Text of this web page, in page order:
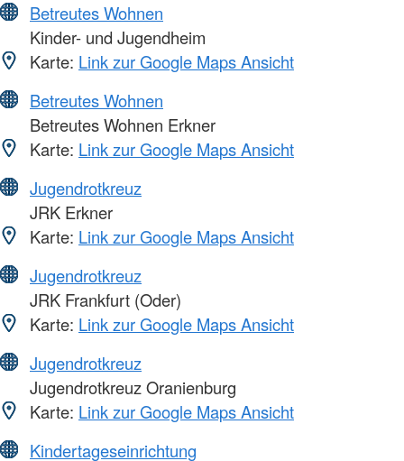
Betreutes Wohnen
Kinder- und Jugendheim
Karte: Link zur Google Maps Ansicht
Betreutes Wohnen
Betreutes Wohnen Erkner
Karte: Link zur Google Maps Ansicht
Jugendrotkreuz
JRK Erkner
Karte: Link zur Google Maps Ansicht
Jugendrotkreuz
JRK Frankfurt (Oder)
Karte: Link zur Google Maps Ansicht
Jugendrotkreuz
Jugendrotkreuz Oranienburg
Karte: Link zur Google Maps Ansicht
Kindertageseinrichtung